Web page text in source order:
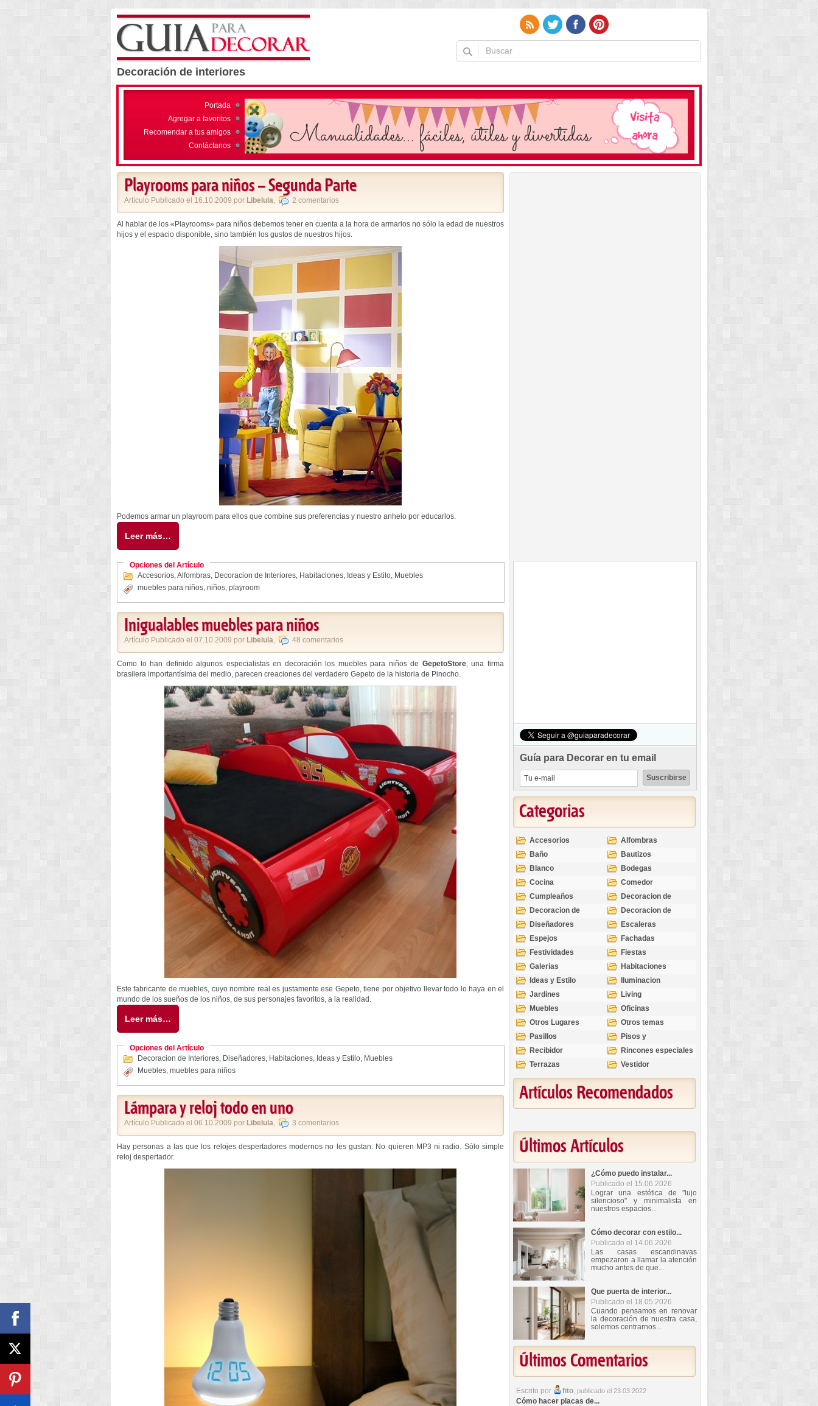
Decoración de interiores
Portada
Agregar a favoritos
Recomendar a tus amigos
Contáctanos
Playrooms para niños – Segunda Parte
Artículo Publicado el 16.10.2009 por Libelula, 2 comentarios
Al hablar de los «Playrooms» para niños debemos tener en cuenta a la hora de armarlos no sólo la edad de nuestros
hijos y el espacio disponible, sino también los gustos de nuestros hijos.
Podemos armar un playroom para ellos que combine sus preferencias y nuestro anhelo por educarlos.
Leer más…
Opciones del Artículo
Accesorios,Alfombras, Decoracion de Interiores, Habitaciones, Ideas y Estilo, Muebles
muebles para niños, niños, playroom
Inigualables muebles para niños
Artículo Publicado el 07.10.2009 por Libelula, 48 comentarios
Como lo han definido algunos especialistas en decoración los muebles para niños de GepetoStore, una firma
brasilera importantísima del medio, parecen creaciones del verdadero Gepeto de la historia de Pinocho.
Este fabricante de muebles, cuyo nombre real es justamente ese Gepeto, tiene por objetivo llevar todo lo haya en el
mundo de los sueños de los niños, de sus personajes favoritos, a la realidad.
Leer más…
Opciones del Artículo
Decoracion de Interiores, Diseñadores, Habitaciones, Ideas y Estilo, Muebles
Muebles, muebles para niños
Lámpara y reloj todo en uno
Artículo Publicado el 06.10.2009 por Libelula, 3 comentarios
Hay personas a las que los relojes despertadores modernos no les gustan. No quieren MP3 ni radio. Sólo simple
reloj despertador.
Guía para Decorar en tu email
Categorias
Accesorios
Alfombras
Baño
Bautizos
Blanco
Bodegas
Cocina
Comedor
Cumpleaños
Decoracion de
Exteriores
Decoracion de
Interiores
Decoracion de
Ocasiones
Diseñadores
Escaleras
Espejos
Fachadas
Festividades
Fiestas
Galerias
Habitaciones
Ideas y Estilo
Iluminacion
Jardines
Living
Muebles
Oficinas
Otros Lugares
Otros temas
Pasillos
Pisos y
revestimientos
Recibidor
Rincones especiales
Terrazas
Vestidor
Artículos Recomendados
Últimos Artículos
¿Cómo puedo instalar...
Publicado el 15.06.2026
Lograr una estética de "lujo
silencioso" y minimalista en
nuestros espacios...
Cómo decorar con estilo...
Publicado el 14.06.2026
Las casas escandinavas
empezaron a llamar la atención
mucho antes de que...
Que puerta de interior...
Publicado el 18.05.2026
Cuando pensamos en renovar
la decoración de nuestra casa,
solemos centrarnos...
Últimos Comentarios
Escrito por fito, publicado el 23.03.2022
Cómo hacer placas de...